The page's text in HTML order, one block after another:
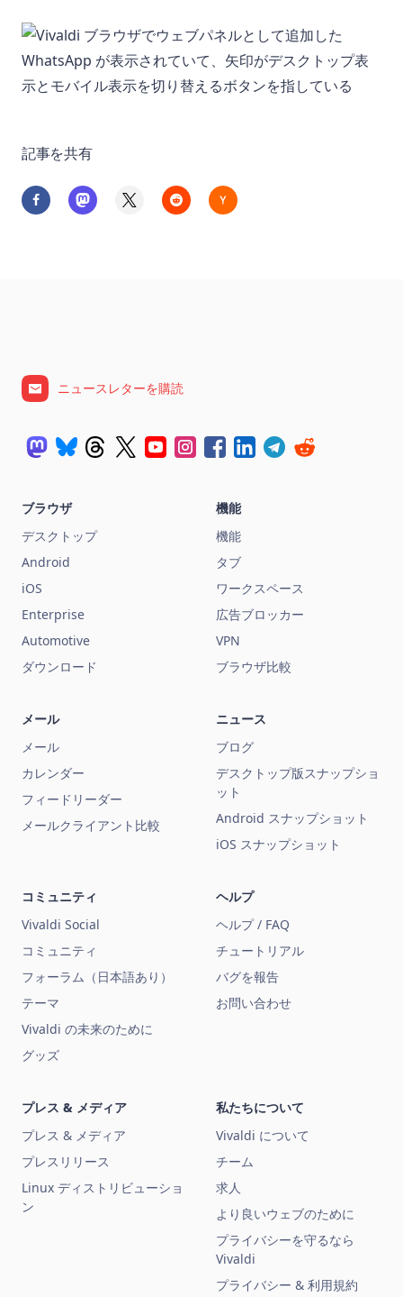
記事を共有
ニュースレターを購読
ブラウザ
デスクトップ
Android
iOS
Enterprise
Automotive
ダウンロード
機能
機能
タブ
ワークスペース
広告ブロッカー
VPN
ブラウザ比較
メール
メール
カレンダー
フィードリーダー
メールクライアント比較
ニュース
ブログ
デスクトップ版スナップショ
ット
Android スナップショット
iOS スナップショット
コミュニティ
Vivaldi Social
コミュニティ
フォーラム（日本語あり）
テーマ
Vivaldi の未来のために
グッズ
ヘルプ
ヘルプ / FAQ
チュートリアル
バグを報告
お問い合わせ
プレス & メディア
プレス & メディア
プレスリリース
Linux ディストリビューショ
ン
私たちについて
Vivaldi について
チーム
求人
より良いウェブのために
プライバシーを守るなら
Vivaldi
プライバシー & 利用規約